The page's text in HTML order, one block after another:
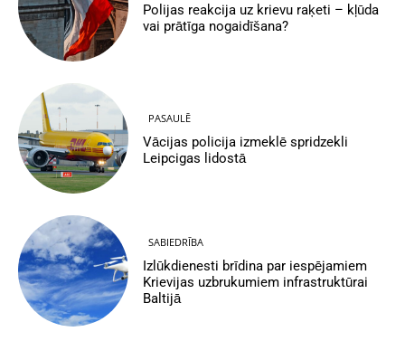
Polijas reakcija uz krievu raķeti – kļūda
vai prātīga nogaidīšana?
PASAULĒ
Vācijas policija izmeklē spridzekli
Leipcigas lidostā
SABIEDRĪBA
Izlūkdienesti brīdina par iespējamiem
Krievijas uzbrukumiem infrastruktūrai
Baltijā